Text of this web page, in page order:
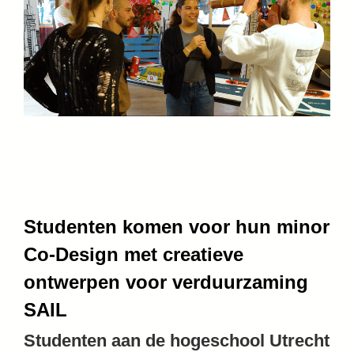
Studenten komen voor hun minor
Co-Design met creatieve
ontwerpen voor verduurzaming
SAIL
Studenten aan de hogeschool Utrecht